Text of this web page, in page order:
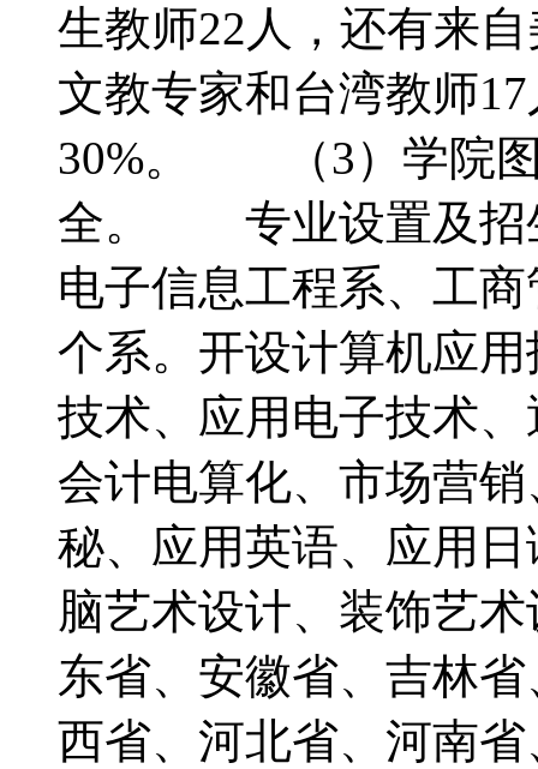
生教师22人，还有来
文教专家和台湾教师
30%。 （3）学院图
全。 专业设置及招
电子信息工程系、工
个系。开设计算机应
技术、应用电子技术
会计电算化、市场营
秘、应用英语、应用
脑艺术设计、装饰艺
东省、安徽省、吉林
西省、河北省、河南